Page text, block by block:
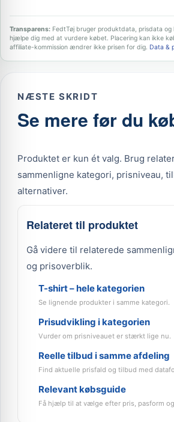
Transparens: FedtTøj bruger produktdata, prisdata
hjælpe dig med at vurdere købet. Placering kan ikke
affiliate-kommission ændrer ikke prisen for dig. Data &
NÆSTE SKRIDT
Se mere før du
Produktet er kun ét valg. Brug
sammenligne kategori, prisniveau,
alternativer.
Relateret til produktet
Gå videre til relaterede
og prisoverblik.
T-shirt – hele kategorien
Se lignende produkter i samme kategori.
Prisudvikling i kategorien
Vurder om prisniveauet er stærkt lige nu.
Reelle tilbud i samme afdeling
Find aktuelle prisfald og tilbud med
Relevant købsguide
Få hjælp til at vælge efter pris, pasform